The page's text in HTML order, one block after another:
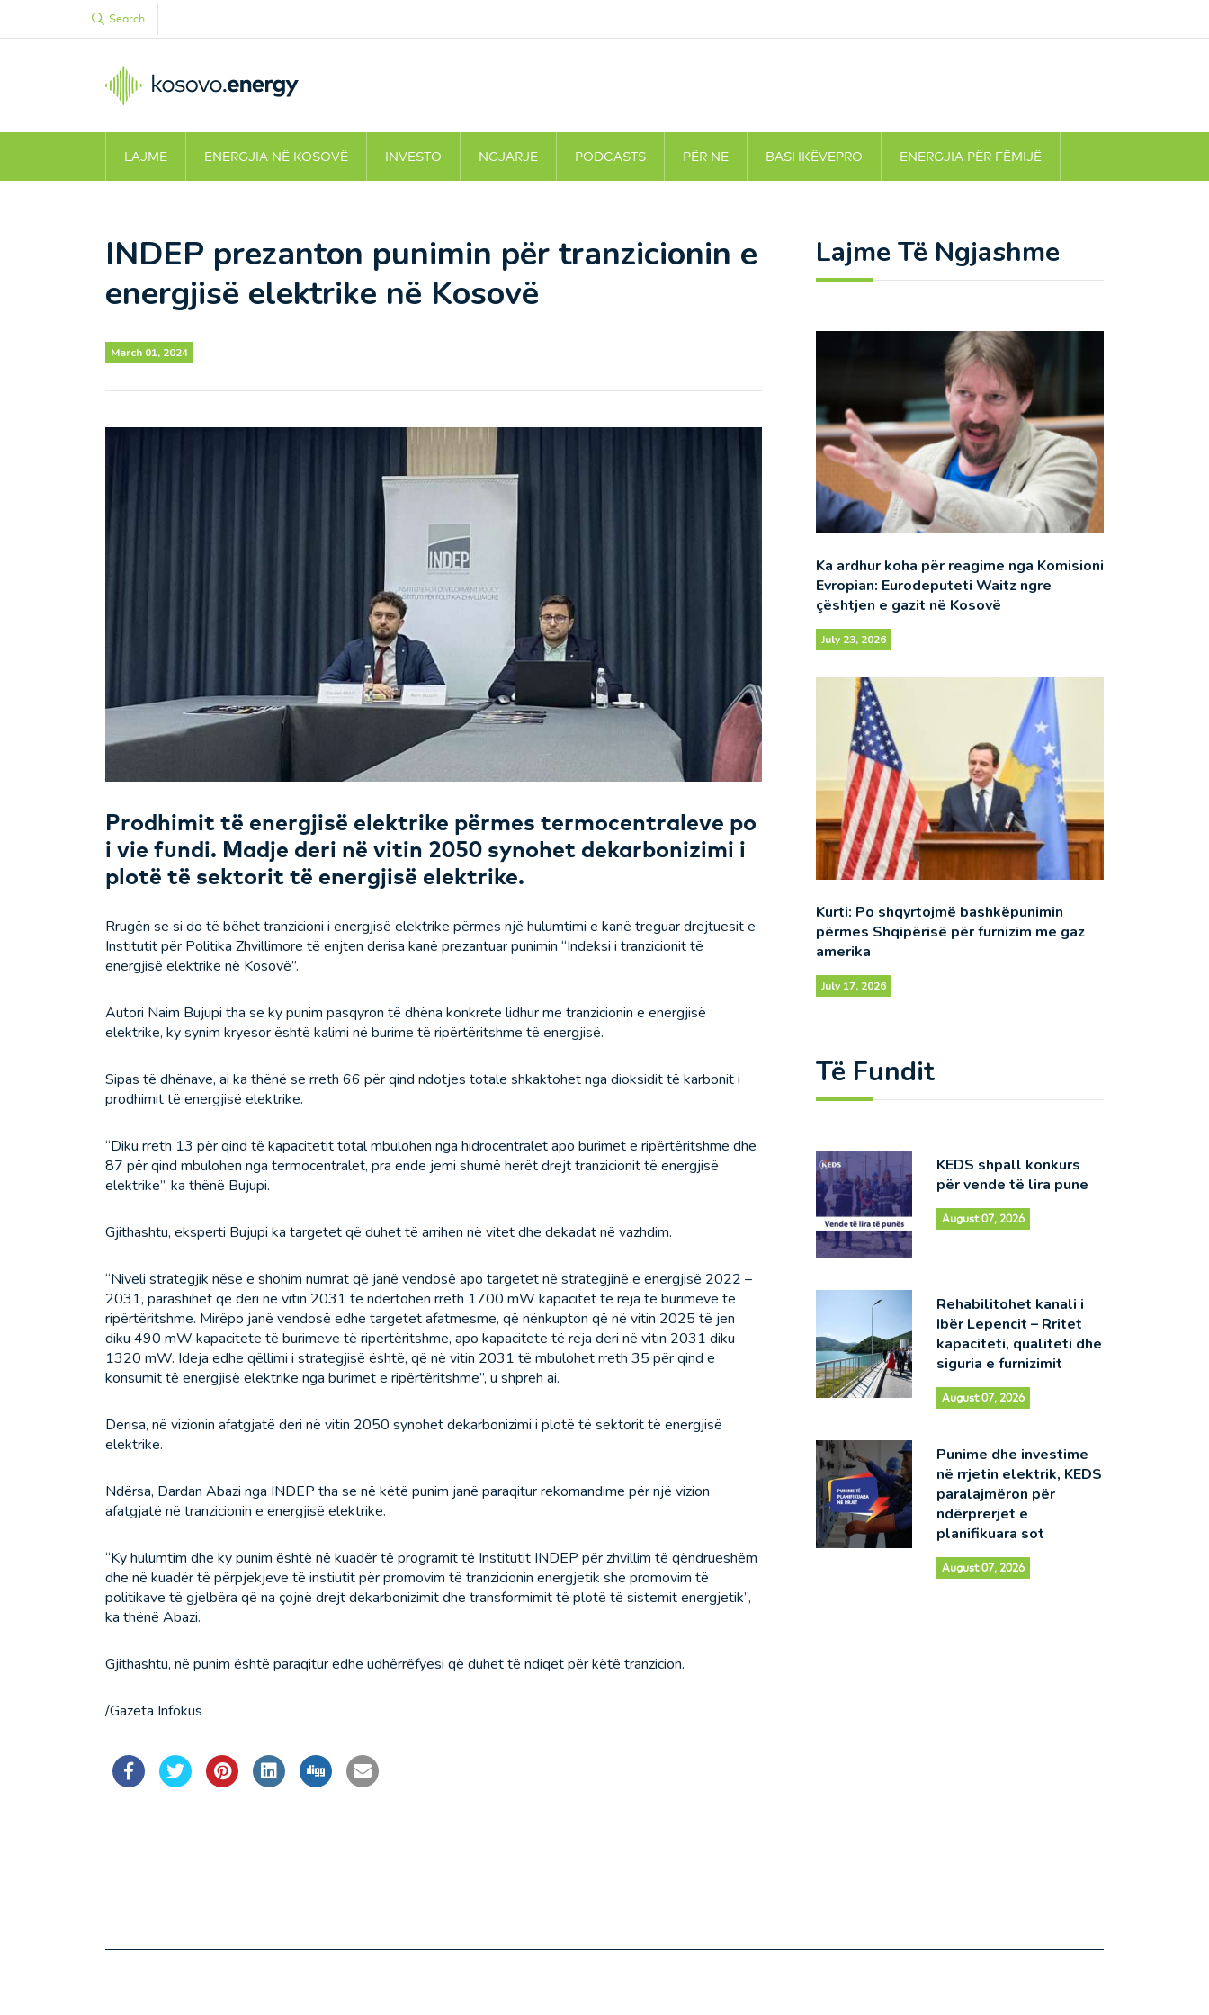
Search
LAJME ENERGJIA NË KOSOVË INVESTO NGJARJE PODCASTS PËR NE BASHKËVEPRO ENERGJIA PËR FËMIJË
INDEP prezanton punimin për tranzicionin e
energjisë elektrike në Kosovë
March 01, 2024
Prodhimit të energjisë elektrike përmes termocentraleve po
i vie fundi. Madje deri në vitin 2050 synohet dekarbonizimi i
plotë të sektorit të energjisë elektrike.
Rrugën se si do të bëhet tranzicioni i energjisë elektrike përmes një hulumtimi e kanë treguar drejtuesit e
Institutit për Politika Zhvillimore të enjten derisa kanë prezantuar punimin “Indeksi i tranzicionit të
energjisë elektrike në Kosovë”.
Autori Naim Bujupi tha se ky punim pasqyron të dhëna konkrete lidhur me tranzicionin e energjisë
elektrike, ky synim kryesor është kalimi në burime të ripërtëritshme të energjisë.
Sipas të dhënave, ai ka thënë se rreth 66 për qind ndotjes totale shkaktohet nga dioksidit të karbonit i
prodhimit të energjisë elektrike.
“Diku rreth 13 për qind të kapacitetit total mbulohen nga hidrocentralet apo burimet e ripërtëritshme dhe
87 për qind mbulohen nga termocentralet, pra ende jemi shumë herët drejt tranzicionit të energjisë
elektrike”, ka thënë Bujupi.
Gjithashtu, eksperti Bujupi ka targetet që duhet të arrihen në vitet dhe dekadat në vazhdim.
“Niveli strategjik nëse e shohim numrat që janë vendosë apo targetet në strategjinë e energjisë 2022 –
2031, parashihet që deri në vitin 2031 të ndërtohen rreth 1700 mW kapacitet të reja të burimeve të
ripërtëritshme. Mirëpo janë vendosë edhe targetet afatmesme, që nënkupton që në vitin 2025 të jen
diku 490 mW kapacitete të burimeve të ripertëritshme, apo kapacitete të reja deri në vitin 2031 diku
1320 mW. Ideja edhe qëllimi i strategjisë është, që në vitin 2031 të mbulohet rreth 35 për qind e
konsumit të energjisë elektrike nga burimet e ripërtëritshme”, u shpreh ai.
Derisa, në vizionin afatgjatë deri në vitin 2050 synohet dekarbonizimi i plotë të sektorit të energjisë
elektrike.
Ndërsa, Dardan Abazi nga INDEP tha se në këtë punim janë paraqitur rekomandime për një vizion
afatgjatë në tranzicionin e energjisë elektrike.
“Ky hulumtim dhe ky punim është në kuadër të programit të Institutit INDEP për zhvillim të qëndrueshëm
dhe në kuadër të përpjekjeve të instiutit për promovim të tranzicionin energjetik she promovim të
politikave të gjelbëra që na çojnë drejt dekarbonizimit dhe transformimit të plotë të sistemit energjetik”,
ka thënë Abazi.
Gjithashtu, në punim është paraqitur edhe udhërrëfyesi që duhet të ndiqet për këtë tranzicion.
/Gazeta Infokus
Lajme Të Ngjashme
Ka ardhur koha për reagime nga Komisioni
Evropian: Eurodeputeti Waitz ngre
çështjen e gazit në Kosovë
July 23, 2026
Kurti: Po shqyrtojmë bashkëpunimin
përmes Shqipërisë për furnizim me gaz
amerika
July 17, 2026
Të Fundit
KEDS shpall konkurs
për vende të lira pune
August 07, 2026
Rehabilitohet kanali i
Ibër Lepencit – Rritet
kapaciteti, qualiteti dhe
siguria e furnizimit
August 07, 2026
Punime dhe investime
në rrjetin elektrik, KEDS
paralajmëron për
ndërprerjet e
planifikuara sot
August 07, 2026